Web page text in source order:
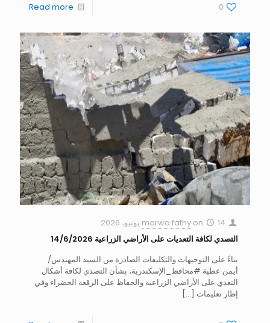
0
Read more
marwa fathy on
14 يونيو، 2026
التصدي لكافة التعديات على الأراضي الزراعية 14/6/2026
بناءً على التوجيهات والتكليفات الصادرة من السيد المهندس/
أيمن عطية #محافظ_الإسكندرية، بشأن التصدي لكافة أشكال
التعدي على الأراضي الزراعية والحفاظ على الرقعة الخضراء وفي
إطار تعليمات […]